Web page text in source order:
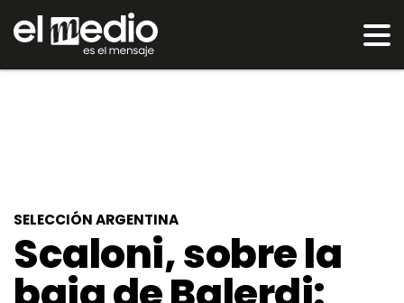
SELECCIÓN ARGENTINA
Scaloni, sobre la